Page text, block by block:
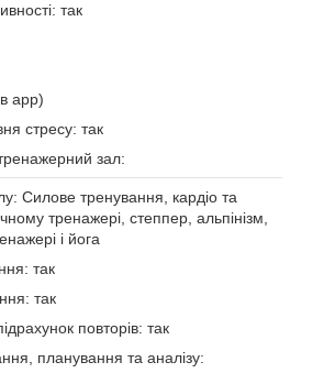
так
app)
стресу: так
зал:
Силове тренування, кардіо та
тренажері, степпер, альпінізм,
і йога
так
так
повторів: так
планування та аналізу: